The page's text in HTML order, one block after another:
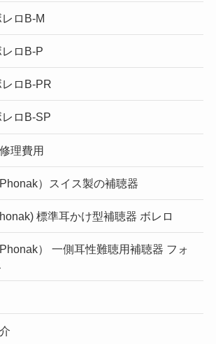
ロB-M
ロB-P
ロB-PR
ロB-SP
理費用
）スイス製の補聴器
標準耳かけ型補聴器 ボレロ
） 一側耳性難聴用補聴器 フォ